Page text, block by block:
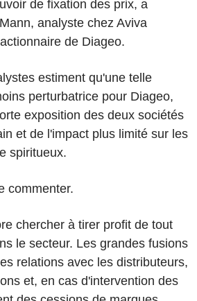
de fixation des prix, a
analyste chez Aviva
de Diageo.
estiment qu'une telle
perturbatrice pour Diageo,
exposition des deux sociétés
et de l'impact plus limité sur les
spiritueux.
commenter.
chercher à tirer profit de tout
le secteur. Les grandes fusions
relations avec les distributeurs,
et, en cas d'intervention des